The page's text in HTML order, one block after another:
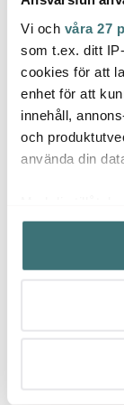
Vi och våra 27
som t.ex. ditt
cookies för att
enhet för att
innehåll,
och
använda din
Samla in
kan ha en
Identifiera
Ta reda på mer
Du kan ändra
Royal
290 kr 579 kr
Lagerrensning